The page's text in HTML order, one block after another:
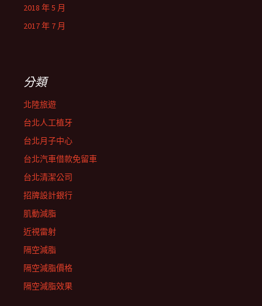
2018 年 5 月
2017 年 7 月
分類
北陸旅遊
台北人工植牙
台北月子中心
台北汽車借款免留車
台北清潔公司
招牌設計銀行
肌動減脂
近視雷射
隔空減脂
隔空減脂價格
隔空減脂效果